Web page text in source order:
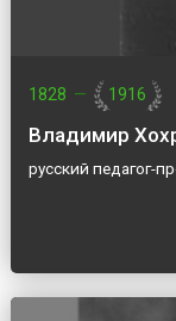
1828 — 1916
Владимир
русский педагог-